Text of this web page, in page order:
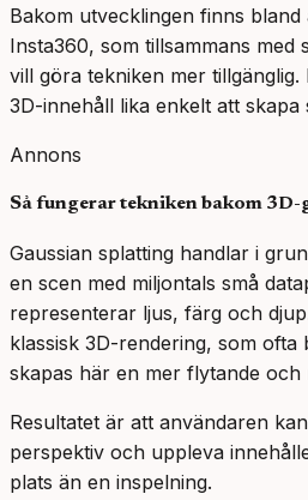
Bakom utvecklingen finns
Insta360, som tillsammans
vill göra tekniken mer
3D-innehåll lika enkelt att skapa
Annons
Så fungerar tekniken bakom
Gaussian splatting handlar i
en scen med miljontals små
representerar ljus, färg och
klassisk 3D-rendering, som ofta
skapas här en mer flytande och
Resultatet är att användaren
perspektiv och uppleva
plats än en inspelning.